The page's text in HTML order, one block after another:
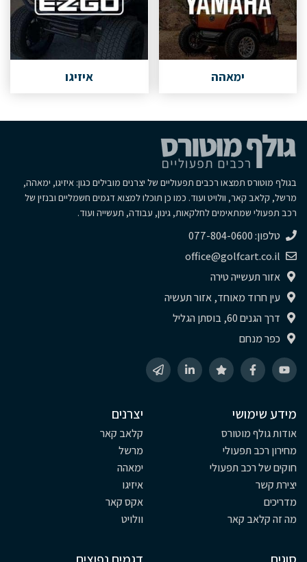
ימאהה איזיגו
בגולף מוטורס תמצאו רכבים תפעוליים של יצרנים מובילים כגון: איזיגו, ימאהה,
מרשל, קלאב קאר, וולויט ועוד. כמו כן תוכלו למצוא דגמים חשמליים ובנזין של
רכב תפעולי שמתאימים לחלקאות, גינון, עבודה, תעשייה ועוד.
טלפון: 077-804-0600
office@golfcart.co.il
אזור תעשייה טירה
עין חרוד מאוחד, אזור תעשיה
דרך הגנים 60, בוסתן הגליל
כפר מנחם
מידע שימושי
אודות גולף מוטורס
מחירון רכב תפעולי
חוקים של רכב תפעולי
יצירת קשר
מדריכים
מה זה קלאב קאר
יצרנים
קלאב קאר
מרשל
ימאהה
איזיגו
אקס קאר
וולויט